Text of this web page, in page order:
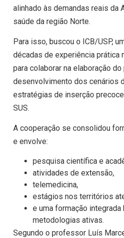
alinhado às demandas reais da
saúde da região Norte.
Para isso, buscou o ICB/USP,
décadas de experiência prática
para colaborar na elaboração
desenvolvimento dos cenários
estratégias de inserção
SUS.
A cooperação se consolidou
e envolve:
pesquisa científica e
atividades de extensão,
telemedicina,
estágios nos territórios
e uma formação integrada
metodologias ativas.
Segundo o professor Luís